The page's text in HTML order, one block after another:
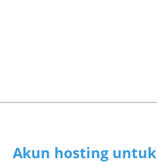
Akun hosting untuk